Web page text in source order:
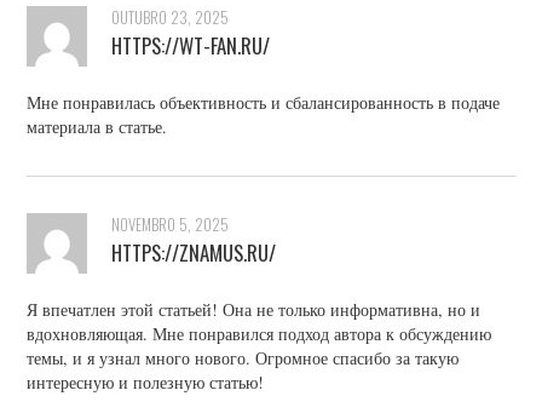
OUTUBRO 23, 2025
HTTPS://WT-FAN.RU/
Мне понравилась объективность и сбалансированность в подаче
материала в статье.
NOVEMBRO 5, 2025
HTTPS://ZNAMUS.RU/
Я впечатлен этой статьей! Она не только информативна, но и
вдохновляющая. Мне понравился подход автора к обсуждению
темы, и я узнал много нового. Огромное спасибо за такую
интересную и полезную статью!